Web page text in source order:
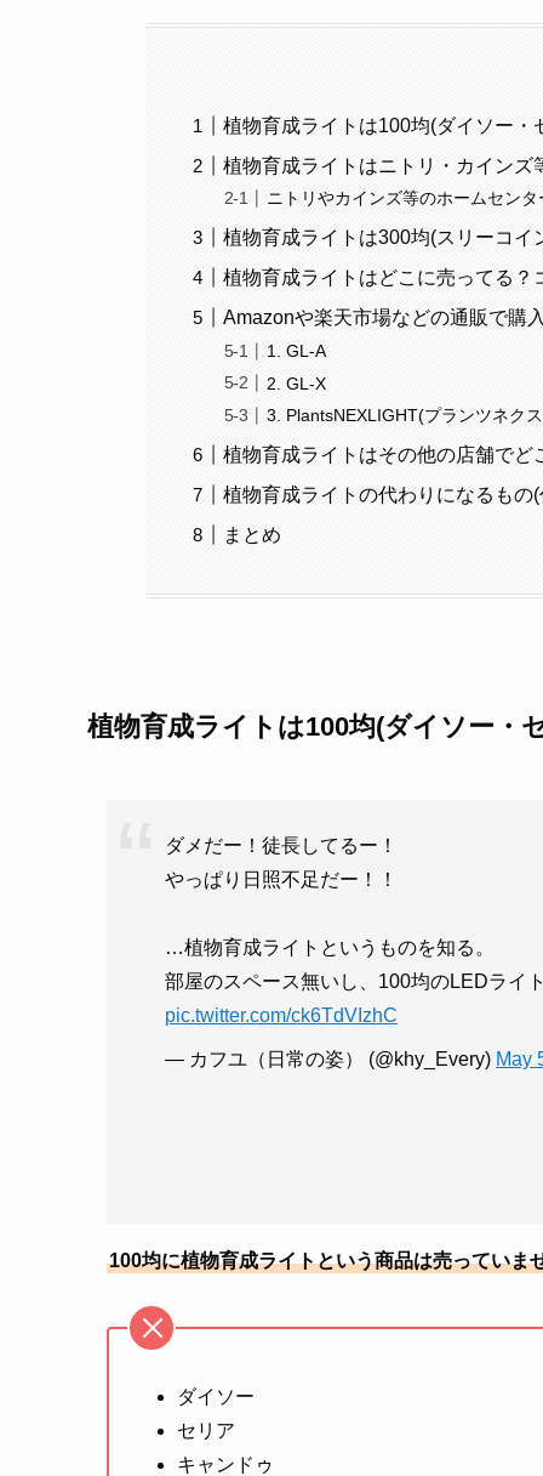
植物育成ライトは100均(ダイソー
植物育成ライトはニトリ・カイン
ニトリやカインズ等のホームセン
植物育成ライトは300均(スリーコイ
植物育成ライトはどこに売ってる？
Amazonや楽天市場などの通販で購
1. GL-A
2. GL-X
3. PlantsNEXLIGHT(プランツネク
植物育成ライトはその他の店舗でど
植物育成ライトの代わりになるもの
まとめ
植物育成ライトは100均(ダイソー・
ダメだー！徒長してるー！
やっぱり日照不足だー！！
…植物育成ライトというものを知る。
部屋のスペース無いし、100均のLEDライ
pic.twitter.com/ck6TdVIzhC
— カフユ（日常の姿） (@khy_Every) May
100均に植物育成ライトという商品は売っていま
ダイソー
セリア
キャンドゥ